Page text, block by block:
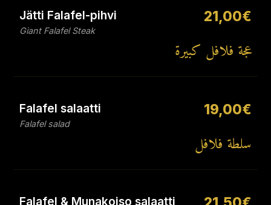
Jätti Falafel-pihvi
Giant Falafel Steak
21,00€
عجة فلافل كبيرة
Falafel salaatti
Falafel salad
19,00€
سلطة فلافل
Falafel & Munakoiso salaatti